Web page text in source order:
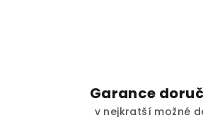
Garance
v nejkratší možné